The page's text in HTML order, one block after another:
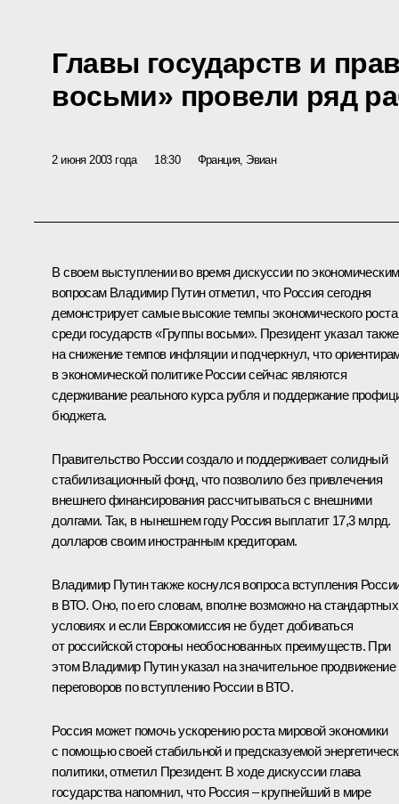
Главы государств и
восьми» провели ряд
2 июня 2003 года 18:30 Франция, Эвиан
В своем выступлении во время дискуссии по экономическим
вопросам Владимир Путин отметил, что Россия сегодня
демонстрирует самые высокие темпы экономического роста
среди государств «Группы восьми». Президент указал также
на снижение темпов инфляции и подчеркнул, что
в экономической политике России сейчас являются
сдерживание реального курса рубля и поддержание
бюджета.
Правительство России создало и поддерживает солидный
стабилизационный фонд, что позволило без привлечения
внешнего финансирования рассчитываться с внешними
долгами. Так, в нынешнем году Россия выплатит 17,3 млрд.
долларов своим иностранным кредиторам.
Владимир Путин также коснулся вопроса вступления
в ВТО. Оно, по его словам, вполне возможно на стандартных
условиях и если Еврокомиссия не будет добиваться
от российской стороны необоснованных преимуществ. При
этом Владимир Путин указал на значительное продвижение
переговоров по вступлению России в ВТО.
Россия может помочь ускорению роста мировой экономики
с помощью своей стабильной и предсказуемой
политики, отметил Президент. В ходе дискуссии глава
государства напомнил, что Россия – крупнейший в мире